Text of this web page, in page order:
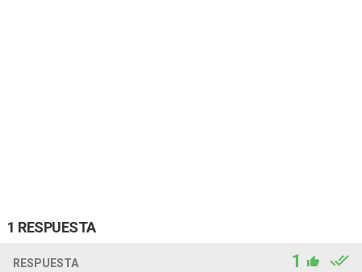
1 RESPUESTA
RESPUESTA 1